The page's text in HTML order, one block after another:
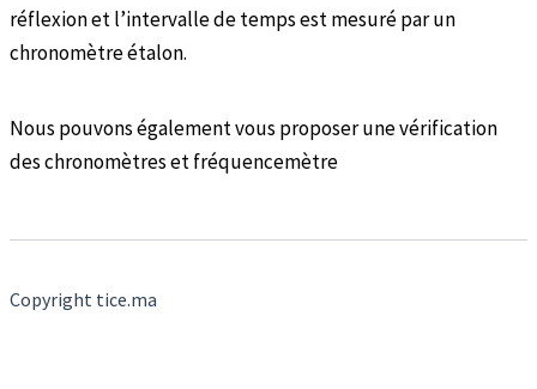
réflexion et l’intervalle de temps est mesuré par un
chronomètre étalon.
Nous pouvons également vous proposer une vérification
des chronomètres et fréquencemètre
Copyright tice.ma